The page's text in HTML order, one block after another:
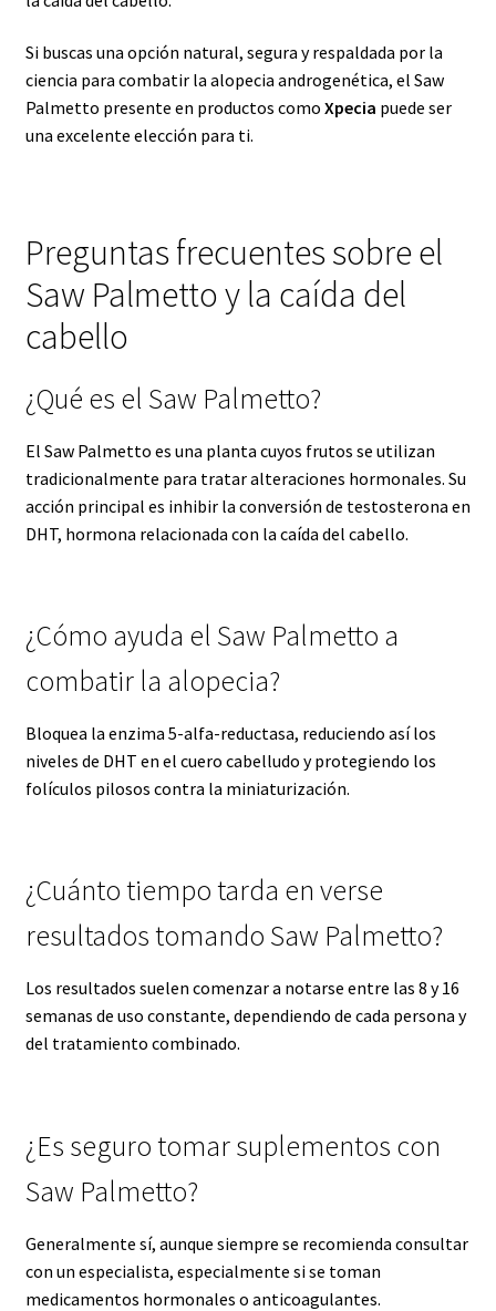
Si buscas una opción natural, segura y respaldada por la
ciencia para combatir la alopecia androgenética, el Saw
Palmetto presente en productos como Xpecia puede ser
una excelente elección para ti.
Preguntas frecuentes sobre el
Saw Palmetto y la caída del
cabello
¿Qué es el Saw Palmetto?
El Saw Palmetto es una planta cuyos frutos se utilizan
tradicionalmente para tratar alteraciones hormonales. Su
acción principal es inhibir la conversión de testosterona en
DHT, hormona relacionada con la caída del cabello.
¿Cómo ayuda el Saw Palmetto a
combatir la alopecia?
Bloquea la enzima 5-alfa-reductasa, reduciendo así los
niveles de DHT en el cuero cabelludo y protegiendo los
folículos pilosos contra la miniaturización.
¿Cuánto tiempo tarda en verse
resultados tomando Saw Palmetto?
Los resultados suelen comenzar a notarse entre las 8 y 16
semanas de uso constante, dependiendo de cada persona y
del tratamiento combinado.
¿Es seguro tomar suplementos con
Saw Palmetto?
Generalmente sí, aunque siempre se recomienda consultar
con un especialista, especialmente si se toman
medicamentos hormonales o anticoagulantes.